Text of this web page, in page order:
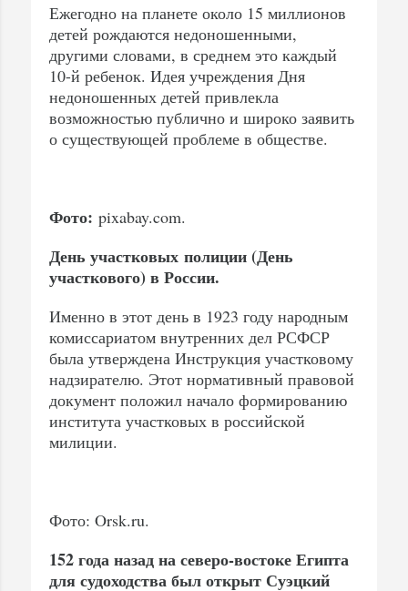
Ежегодно на планете около 15 миллионов
детей рождаются недоношенными,
другими словами, в среднем это каждый
10-й ребенок. Идея учреждения Дня
недоношенных детей привлекла
возможностью публично и широко заявить
о существующей проблеме в обществе.
Фото: pixabay.com.
День участковых полиции (День
участкового) в России.
Именно в этот день в 1923 году народным
комиссариатом внутренних дел РСФСР
была утверждена Инструкция участковому
надзирателю. Этот нормативный правовой
документ положил начало формированию
института участковых в российской
милиции.
Фото: Orsk.ru.
152 года назад на северо-востоке Египта
для судоходства был открыт Суэцкий